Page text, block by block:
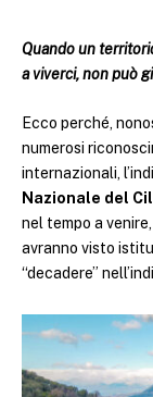
Quando un
a viverci, non può
Ecco perché,
numerosi
internazionali,
Nazionale del
nel tempo a
avranno visto
“decadere”